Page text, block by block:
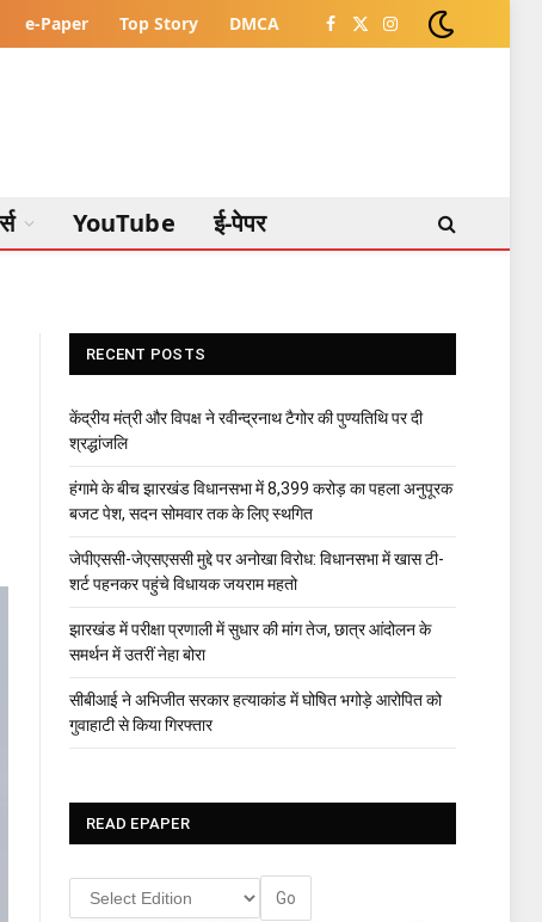
e-Paper Top Story DMCA Facebook
X
Instagram
YouTube ई-पेपर
RECENT POSTS
केंद्रीय मंत्री और विपक्ष ने रवीन्द्रनाथ टैगोर की पुण्यतिथि पर दी
श्रद्धांजलि
हंगामे के बीच झारखंड विधानसभा में 8,399 करोड़ का पहला अनुपूरक
बजट पेश, सदन सोमवार तक के लिए स्थगित
जेपीएससी-जेएसएससी मुद्दे पर अनोखा विरोध: विधानसभा में खास टी-
शर्ट पहनकर पहुंचे विधायक जयराम महतो
झारखंड में परीक्षा प्रणाली में सुधार की मांग तेज, छात्र आंदोलन के
समर्थन में उतरीं नेहा बोरा
सीबीआई ने अभिजीत सरकार हत्याकांड में घोषित भगोड़े आरोपित को
गुवाहाटी से किया गिरफ्तार
READ EPAPER